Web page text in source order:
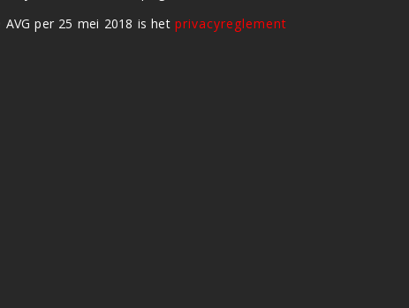
per 25 mei 2018 is het privacyreglement